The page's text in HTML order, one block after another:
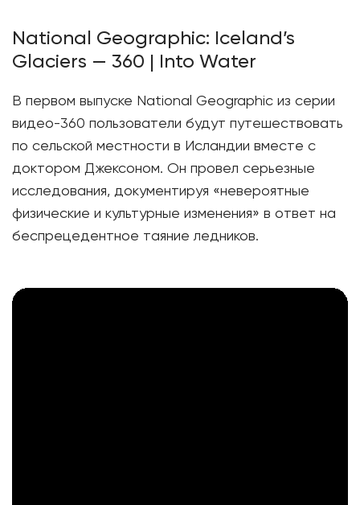
National Geographic: Iceland’s
Glaciers — 360 | Into Water
В первом выпуске National Geographic из серии
видео-360 пользователи будут путешествовать
по сельской местности в Исландии вместе с
доктором Джексоном. Он провел серьезные
исследования, документируя «невероятные
физические и культурные изменения» в ответ на
беспрецедентное таяние ледников.